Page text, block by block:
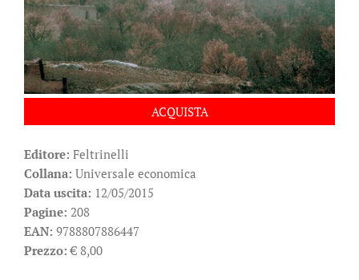
ACQUISTA
Editore: Feltrinelli
Collana: Universale economica
Data uscita: 12/05/2015
Pagine: 208
EAN: 9788807886447
Prezzo: € 8,00